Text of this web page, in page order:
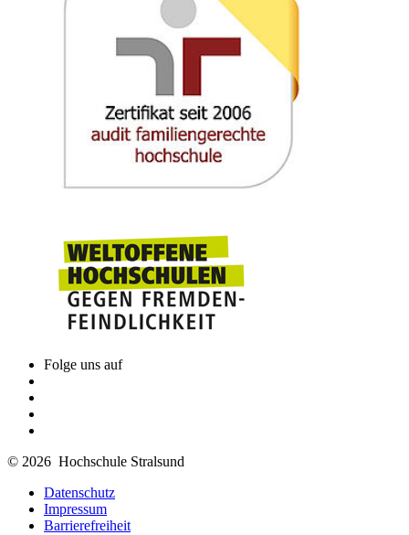
Folge uns auf
© 2026 Hochschule Stralsund
Datenschutz
Impressum
Barrierefreiheit